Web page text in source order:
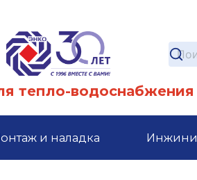
тепло-водоснабжения
и наладка